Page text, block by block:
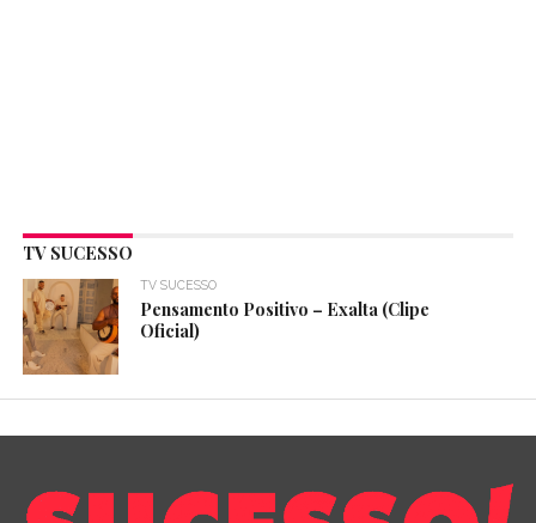
TV SUCESSO
TV SUCESSO
Pensamento Positivo – Exalta (Clipe
Oficial)